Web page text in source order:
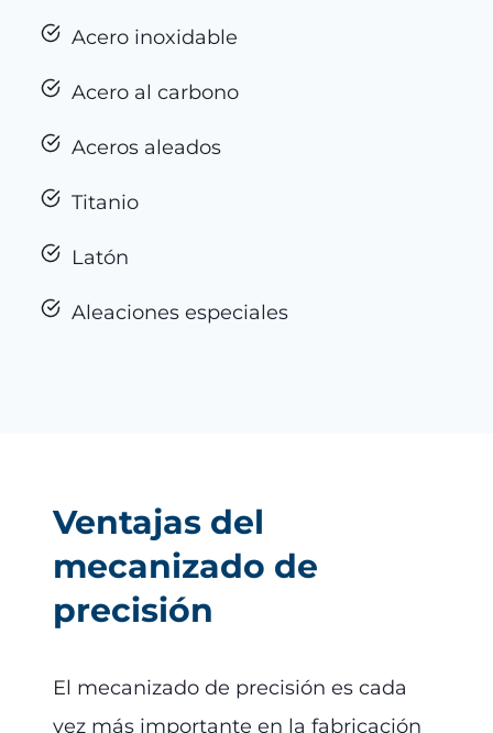
Acero inoxidable
Acero al carbono
Aceros aleados
Titanio
Latón
Aleaciones especiales
Ventajas del
mecanizado de
precisión
El mecanizado de precisión es cada
vez más importante en la fabricación